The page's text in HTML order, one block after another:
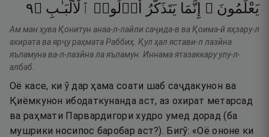
يَعْلَمُونَ ۗ إِنَّمَا يَتَذَكَّرُ أُو۟لُوا۟ ٱلْأَلْبَـٰبِ ۝٩
Ам ман ҳува Қонитун анаа-л-лайли саҷида-в ва Қоима-й яҳзару-л
ахирата ва ярҷу раҳмата Раббиҳ. Қул ҳал ястави-л лазӣна
яъламуна ва-л-лазӣна ла яъламун. Иннама ятазаккару улу-л-
албаб.
Оё касе, ки ӯ дар ҳама соати шаб саҷдакунон ва
Қиёмкунон ибодаткунанда аст, аз охират метарсад
ва раҳмати Парвардигори худро умед дорад (ба
мушрики носипос баробар аст?). Бигӯ: «Оё ононе ки